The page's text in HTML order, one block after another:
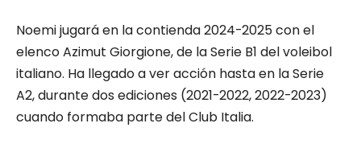
Noemi jugará en la contienda 2024-2025 con el
elenco Azimut Giorgione, de la Serie B1 del voleibol
italiano. Ha llegado a ver acción hasta en la Serie
A2, durante dos ediciones (2021-2022, 2022-2023)
cuando formaba parte del Club Italia.